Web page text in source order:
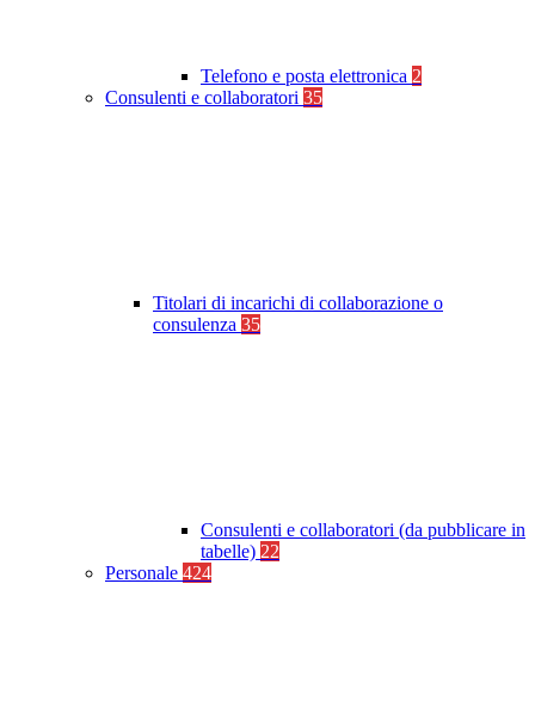
Telefono e posta elettronica 2
Consulenti e collaboratori 35
Titolari di incarichi di collaborazione o
consulenza 35
Consulenti e collaboratori (da pubblicare in
tabelle) 22
Personale 424